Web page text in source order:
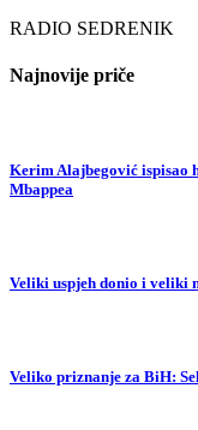
RADIO SEDRENIK
Najnovije priče
Kerim Alajbegović ispisao
Mbappea
Veliki uspjeh donio i veliki
Veliko priznanje za BiH: